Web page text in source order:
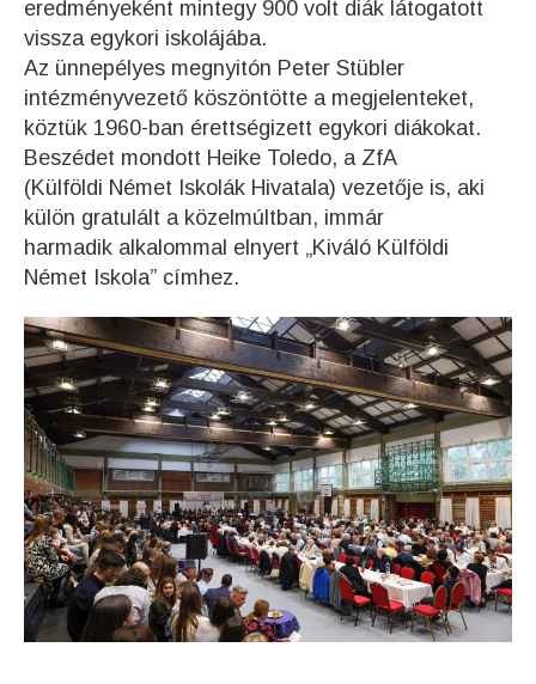
eredményeként mintegy 900 volt diák látogatott
vissza egykori iskolájába.
Az ünnepélyes megnyitón Peter Stübler
intézményvezető köszöntötte a megjelenteket,
köztük 1960-ban érettségizett egykori diákokat.
Beszédet mondott Heike Toledo, a ZfA
(Külföldi Német Iskolák Hivatala) vezetője is, aki
külön gratulált a közelmúltban, immár
harmadik alkalommal elnyert „Kiváló Külföldi
Német Iskola” címhez.